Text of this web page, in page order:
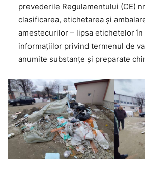
prevederile Regulamentului (CE)
clasificarea, etichetarea și
amestecurilor – lipsa etichetelor în
informațiilor privind termenul de
anumite substanțe și preparate